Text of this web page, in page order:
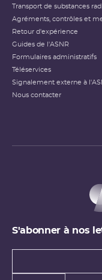
Transport de substances
Agréments, contrôles et
Retour d'expérience
Guides de l'ASNR
Formulaires administratifs
Téléservices
Signalement externe à
Nous contacter
S'abonner à nos
Types de